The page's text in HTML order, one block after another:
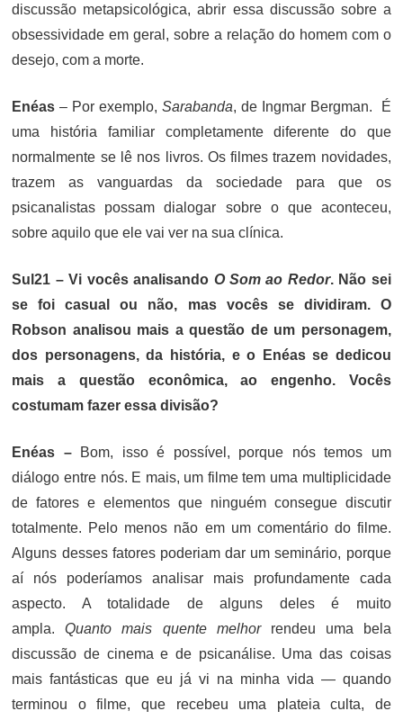
discussão metapsicológica, abrir essa discussão sobre a
obsessividade em geral, sobre a relação do homem com o
desejo, com a morte.
Enéas – Por exemplo,Sarabanda, de Ingmar Bergman. É
uma história familiar completamente diferente do que
normalmente se lê nos livros. Os filmes trazem novidades,
trazem as vanguardas da sociedade para que os
psicanalistas possam dialogar sobre o que aconteceu,
sobre aquilo que ele vai ver na sua clínica.
Sul21 – Vi vocês analisando O Som ao Redor. Não sei
se foi casual ou não, mas vocês se dividiram. O
Robson analisou mais a questão de um personagem,
dos personagens, da história, e o Enéas se dedicou
mais a questão econômica, ao engenho. Vocês
costumam fazer essa divisão?
Enéas –Bom, isso é possível, porque nós temos um
diálogo entre nós. E mais, um filme tem uma multiplicidade
de fatores e elementos que ninguém consegue discutir
totalmente. Pelo menos não em um comentário do filme.
Alguns desses fatores poderiam dar um seminário, porque
aí nós poderíamos analisar mais profundamente cada
aspecto. A totalidade de alguns deles é muito
ampla.Quanto mais quente melhor rendeu uma bela
discussão de cinema e de psicanálise. Uma das coisas
mais fantásticas que eu já vi na minha vida — quando
terminou o filme, que recebeu uma plateia culta, de